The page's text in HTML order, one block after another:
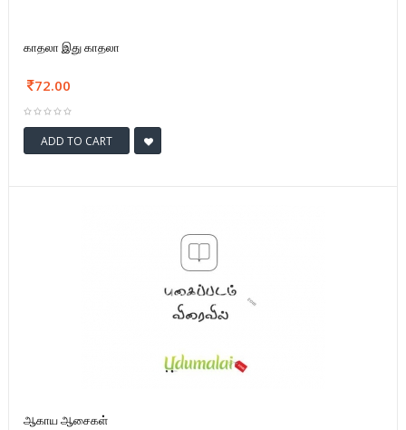
காதலா இது காதலா
72.00
ADD TO CART
ஆகாய ஆசைகள்